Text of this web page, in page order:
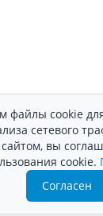
компании
файлы cookie
сетевого
вы
cookie.
Согласен